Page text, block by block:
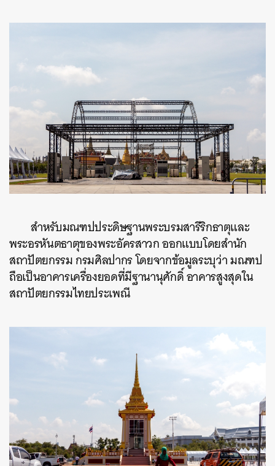
สำหรับมณฑปประดิษฐานพระบรมสารีริกธาตุและ
พระอรหันตธาตุของพระอัครสาวก ออกแบบโดยสำนัก
สถาปัตยกรรม กรมศิลปากร โดยจากข้อมูลระบุว่า มณฑป
ถือเป็นอาคารเครื่องยอดที่มีฐานานุศักดิ์ อาคารสูงสุดใน
สถาปัตยกรรมไทยประเพณี